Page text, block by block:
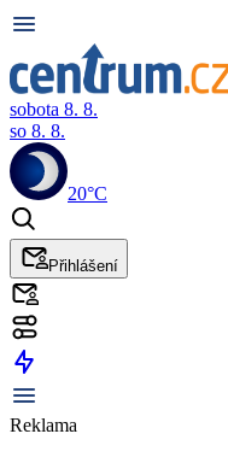
sobota 8. 8.
so 8. 8.
20°C
Přihlášení
Reklama